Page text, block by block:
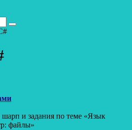
Поиск
и задания по теме «Язык
файлы»